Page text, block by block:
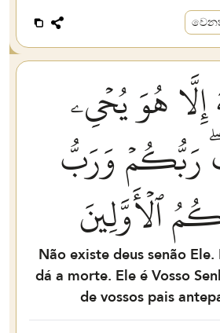
إِلَّا هُوَ يُحۡيِۦ
رَبُّكُمۡ وَرَبُّ
ٱلۡأَوَّلِينَ
Não existe deus senão
dá a morte. Ele é Vosso
de vossos pais